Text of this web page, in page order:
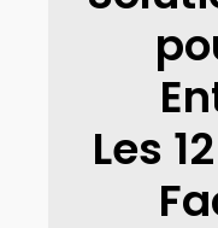
Les